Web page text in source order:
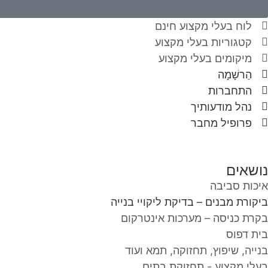
לוח בעלי מקצוע חינם
קטגוריות בעלי מקצוע
מיקומים בעלי מקצוע
הַרשָׁמָה
התחברות
נהל מודעותיך
פרופיל מחבר
נושאים
איכות סביבה
ביקורת מבנים – בדיקת ליקויי בנייה
בקרת כניסה – מערכות אינטרקום
בית דפוס
בנייה, שיפוץ, תחזוקה, תמא ועוד